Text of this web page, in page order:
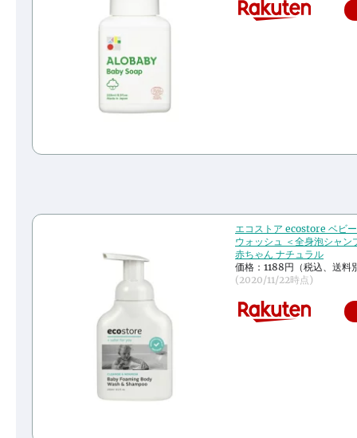
エコストア ecostore ベビ
ウォッシュ ＜全身泡シャ
赤ちゃん ナチュラル
価格：1188円（税込、送料
(2020/11/22時点)